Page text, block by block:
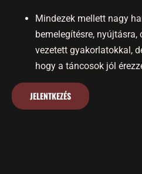
Mindezek mellett nagy
bemelegítésre,
vezetett gyakorlatokkal,
hogy a táncosok jól
JELENTKEZÉS